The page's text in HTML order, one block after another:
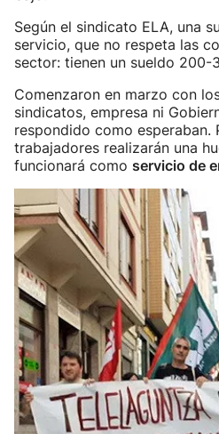
Según el sindicato ELA, una
servicio, que no respeta las
sector: tienen un sueldo 200-
Comenzaron en marzo con
sindicatos, empresa ni
respondido como
trabajadores realizarán una
funcionará como servicio de